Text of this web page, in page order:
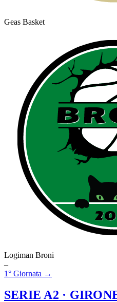
Geas Basket
Logiman Broni
–
1° Giornata →
SERIE A2 ·